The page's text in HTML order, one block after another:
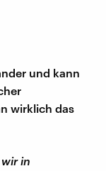
und kann
wirklich das
in